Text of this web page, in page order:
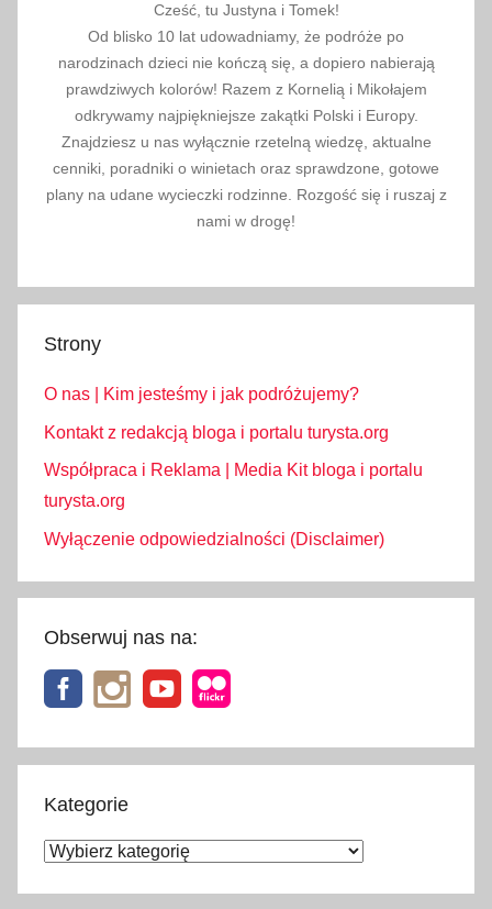
Cześć, tu Justyna i Tomek!
Od blisko 10 lat udowadniamy, że podróże po
narodzinach dzieci nie kończą się, a dopiero nabierają
prawdziwych kolorów! Razem z Kornelią i Mikołajem
odkrywamy najpiękniejsze zakątki Polski i Europy.
Znajdziesz u nas wyłącznie rzetelną wiedzę, aktualne
cenniki, poradniki o winietach oraz sprawdzone, gotowe
plany na udane wycieczki rodzinne. Rozgość się i ruszaj z
nami w drogę!
Strony
O nas | Kim jesteśmy i jak podróżujemy?
Kontakt z redakcją bloga i portalu turysta.org
Współpraca i Reklama | Media Kit bloga i portalu
turysta.org
Wyłączenie odpowiedzialności (Disclaimer)
Obserwuj nas na:
Kategorie
Kategorie